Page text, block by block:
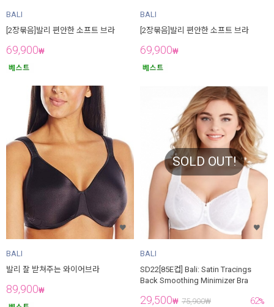
BALI
[2장묶음]발리 편안한 소프트 브라
69,900₩
BALI
[2장묶음]발리 편안한 소프트 브라
69,900₩
BALI
발리 잘 받쳐주는 와이어브라
89,900₩
SOLD OUT!
BALI
SD22[85E컵] Bali: Satin Tracings
Back Smoothing Minimizer Bra
29,500₩ 75,900₩ 62%